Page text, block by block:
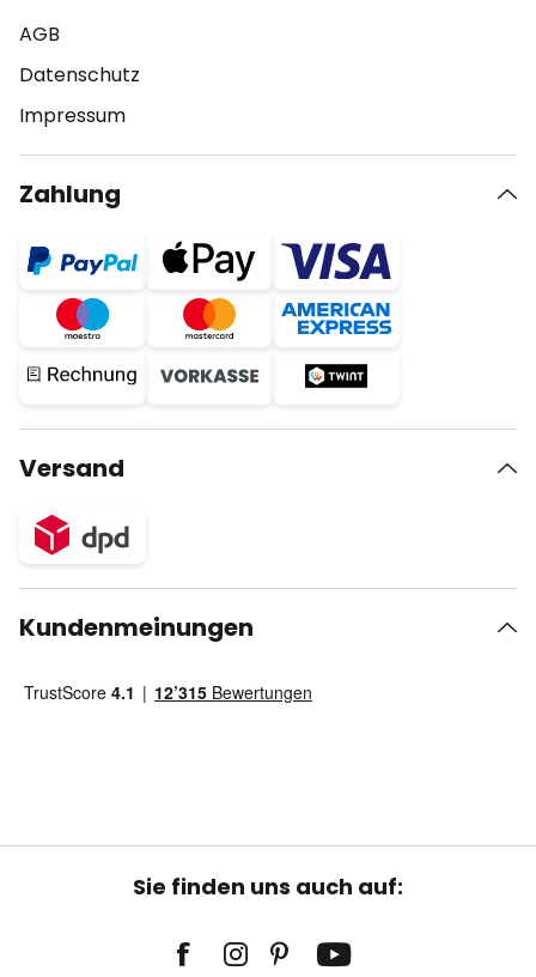
AGB
Datenschutz
Impressum
Zahlung
Versand
Kundenmeinungen
Sie finden uns auch auf: